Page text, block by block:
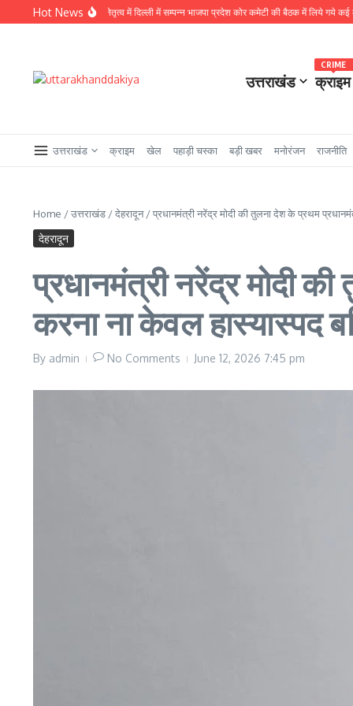
Skip to content
Hot News
नितिन नवीन के नेतृत्व में दिल्ली में सम्पन्न भाजपा प्रदेश कोर कमेटी की बैठक में लिये गये कई महत्वपूर्ण
उत्तराखंड क्राइम
CRIME
उत्तराखंड क्राइम खेल पहाड़ी चस्का बड़ी खबर मनोरंजन राजनीति
Home /उत्तराखंड /देहरादून/प्रधानमंत्री नरेंद्र मोदी की तुलना देश के प्रथम
देहरादून
प्रधानमंत्री नरेंद्र मोदी
करना ना केवल हास्यास्पद
By admin No Comments June 12, 2026 7:45 pm